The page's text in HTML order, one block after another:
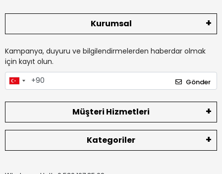
Kurumsal
Kampanya, duyuru ve bilgilendirmelerden haberdar olmak
için kayıt olun.
Gönder
Müşteri Hizmetleri
Kategoriler